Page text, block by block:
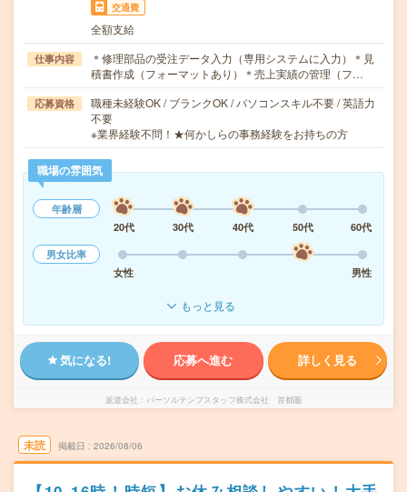
交通費
全額支給
仕事内容
＊修理部品の受注データ入力（専用システムに入力）＊見
積書作成（フォーマットあり）＊売上実績の管理（フ…
応募資格
職種未経験OK / ブランクOK / パソコンスキル不要 / 英語力
不要
※業界経験不問！★何かしらの事務経験をお持ちの方
職場の雰囲気
年齢層
20代
30代 40代 50代
60代
男女比率
女性
男性
もっと見る
気になる! 応募へ進む 詳しく見る
派遣会社 パーソルテンプスタッフ株式会社 首都圏
未読 掲載日 2026/08/06